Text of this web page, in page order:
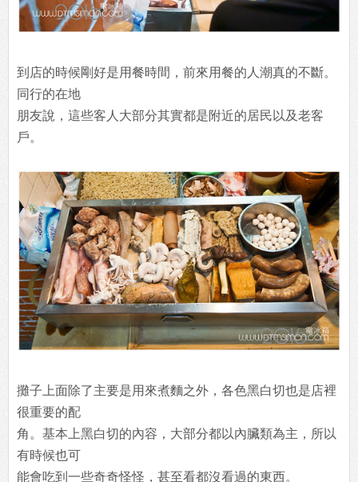
到店的時候剛好是用餐時間，前來用餐的人潮真的不斷。
同行的在地
朋友說，這些客人大部分其實都是附近的居民以及老客
戶。
攤子上面除了主要是用來煮麵之外，各色黑白切也是店裡
很重要的配
角。基本上黑白切的內容，大部分都以內臟類為主，所以
有時候也可
能會吃到一些奇奇怪怪，甚至看都沒看過的東西。